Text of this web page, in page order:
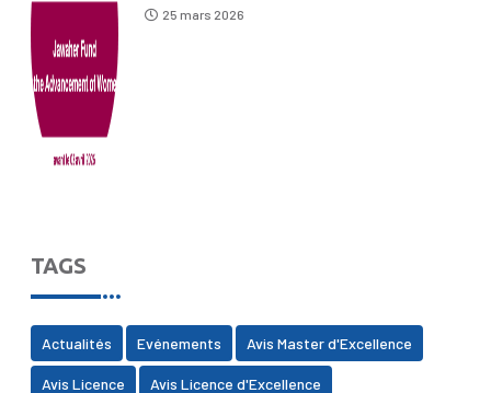
25 mars 2026
TAGS
Actualités Evénements Avis Master d'Excellence
Avis Licence Avis Licence d'Excellence